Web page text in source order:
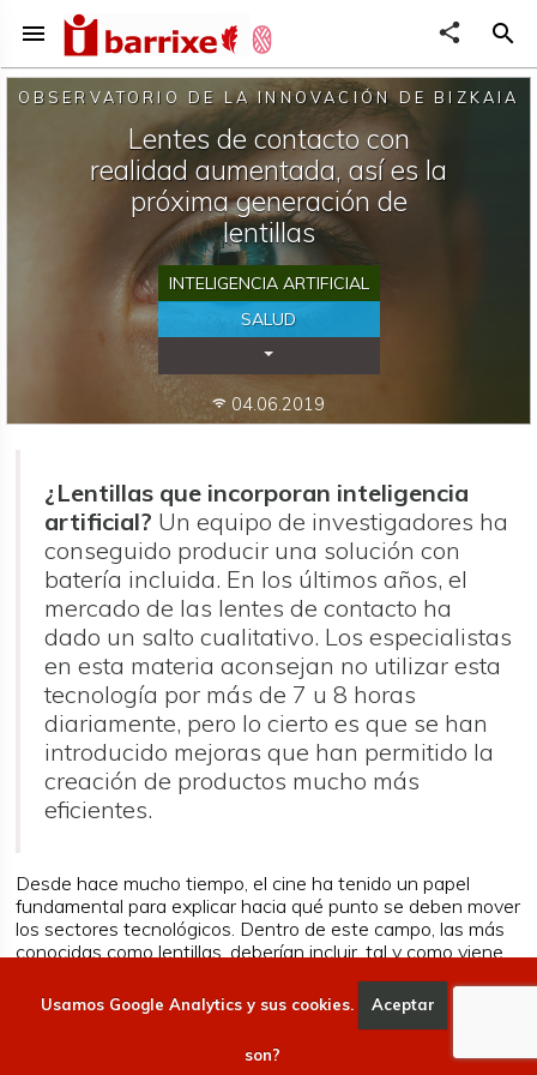
menu share search
OBSERVATORIO DE LA INNOVACIÓN DE BIZKAIA
Lentes de contacto con
realidad aumentada, así es la
próxima generación de
lentillas
INTELIGENCIA ARTIFICIAL
SALUD
Desplegar Categorías
wifi 04.06.2019
¿Lentillas que incorporan inteligencia
artificial? Un equipo de investigadores ha
conseguido producir una solución con
batería incluida. En los últimos años, el
mercado de las lentes de contacto ha
dado un salto cualitativo. Los especialistas
en esta materia aconsejan no utilizar esta
tecnología por más de 7 u 8 horas
diariamente, pero lo cierto es que se han
introducido mejoras que han permitido la
creación de productos mucho más
eficientes.
Desde hace mucho tiempo, el cine ha tenido un papel
fundamental para explicar hacia qué punto se deben mover
los sectores tecnológicos. Dentro de este campo, las más
conocidas como lentillas, deberían incluir, tal y como viene
capacidades que nos ofrece el sentido de la vista? He
aquí el reto que se ha propuesto.
Por el momento, estamos ante una alternativa a la que
Usamos Google Analytics y sus cookies. Aceptar
son?